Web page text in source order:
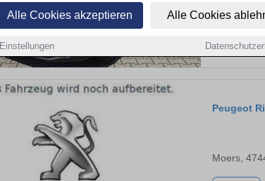
Alle Cookies akzeptieren Alle Cookies
Einstellungen
Peugeot
Moers,